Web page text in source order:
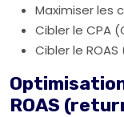
Maximiser les
Cibler le CPA
Cibler le
ROAS